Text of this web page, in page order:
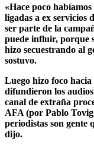
«Hace poco
ligadas a ex servicios
ser parte de la
puede influir, porque
hizo secuestrando al
sostuvo.
Luego hizo foco
difundieron los
canal de extraña
AFA (por Pablo
periodistas son gente
dijo.